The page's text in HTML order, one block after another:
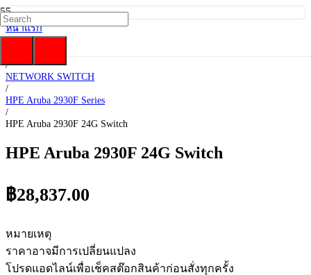
หน้าแรก
/
/
NETWORK SWITCH
/
HPE Aruba 2930F Series
/
HPE Aruba 2930F 24G Switch
HPE Aruba 2930F 24G Switch
฿28,837.00
หมายเหตุ
ราคาอาจมีการเปลี่ยนแปลง
โปรดแอดไลน์เพื่อเช็คสต๊อกสินค้าก่อนสั่งทุกครั้ง